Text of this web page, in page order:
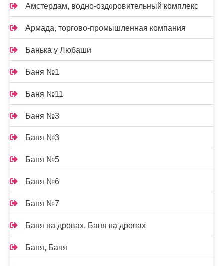
Амстердам, водно-оздоровительный комплекс
Армада, торгово-промышленная компания
Банька у Любаши
Баня №1
Баня №11
Баня №3
Баня №3
Баня №5
Баня №6
Баня №7
Баня на дровах, Баня на дровах
Баня, Баня